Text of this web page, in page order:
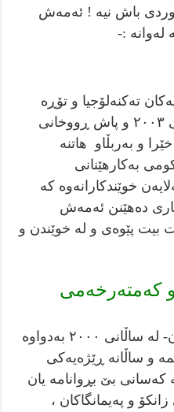
باش نیە ! ئەمەش
لەوانە :-
تەکنەلۆجیا و تۆڕە
کۆمەڵایەتیەکان لەدوای ساڵی ٢٠٠٣ و پاش ڕووخانی
و بەربڵاو هاتنە
بەکارهێنانی
خوێندکارانه‌وە کە
بەکاری دەهێنن ئەمەش
بیت پێوەی و لە خوێندن و
کەمتەرخەمی
حکومەتی هەرێمی کوردستان- لە ساڵانی ٢٠٠٠ بەدواوە
و ساڵانە ڕێژەیەکی
بێ بڕوانامە یان
و پەیمانگاکان ،